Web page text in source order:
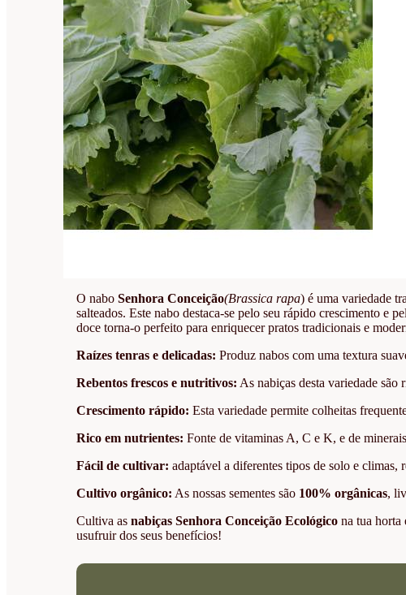
O naboSenhora Conceição(Brassica rapa) é uma variedade
salteados. Este nabo destaca-se pelo seu rápido crescimento e
doce torna-o perfeito para enriquecer pratos tradicionais e
Raízes tenras e delicadas: Produz nabos com uma textura
Rebentos frescos e nutritivos: As nabiças desta variedade são
Crescimento rápido: Esta variedade permite colheitas
Rico em nutrientes: Fonte de vitaminas A, C e K, e de
Fácil de cultivar: adaptável a diferentes tipos de solo e climas,
Cultivo orgânico: As nossas sementes são 100% orgânicas,
Cultiva asnabiças Senhora Conceição Ecológico na tua horta
usufruir dos seus benefícios!